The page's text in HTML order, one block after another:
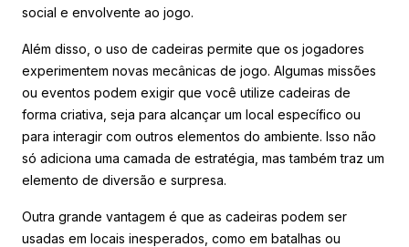
social e envolvente ao jogo.
Além disso, o uso de cadeiras permite que os jogadores
experimentem novas mecânicas de jogo. Algumas missões
ou eventos podem exigir que você utilize cadeiras de
forma criativa, seja para alcançar um local específico ou
para interagir com outros elementos do ambiente. Isso não
só adiciona uma camada de estratégia, mas também traz um
elemento de diversão e surpresa.
Outra grande vantagem é que as cadeiras podem ser
usadas em locais inesperados, como em batalhas ou